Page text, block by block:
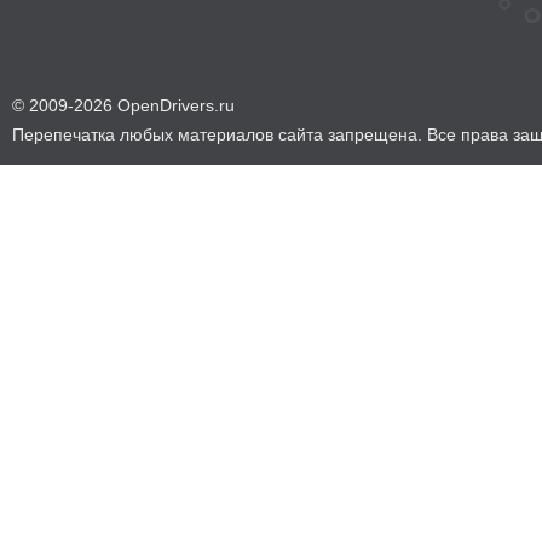
© 2009-2026 OpenDrivers.ru
Перепечатка любых материалов сайта запрещена. Все права